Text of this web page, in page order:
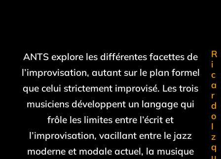
ANTS explore les différentes facettes de
l’improvisation, autant sur le plan formel
que celui strictement improvisé. Les trois
musiciens développent un langage qui
frôle les limites entre l’écrit et
l’improvisation, vacillant entre le jazz
moderne et modale actuel, la musique
R
i
c
a
r
d
o
I
z
q